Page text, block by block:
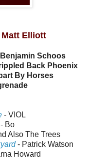
Matt Elliott
Schoos
Back Phoenix
By Horses
- VIOL
Bo
Also The Trees
- Patrick Watson
Howard